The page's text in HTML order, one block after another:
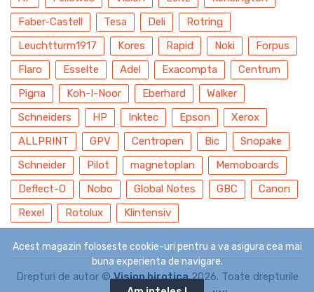
Faber-Castell
Tesa Deli
Rotring
Leuchtturm1917
Kores Rapid Noki
Forpus
Flaro
Esselte Adel Exacompta
Centrum
Pigna
Koh-I-Noor Eberhard
Walker
Schneiders
HP Inktec Epson
Xerox
ALLPRINT
GPV Centropen Bic
Snopake
Schneider
Pilot magnetoplan
Memoboards
Deflect-O
Nobo Global Notes GBC
Canon
Rexel
Rotolux Klintensiv
Drepturi de autor ©Vision birotica2026. Toate drepturile
Acest magazin foloseste cookie-uri pentru a va asigura cea mai
buna experienta de navigare.